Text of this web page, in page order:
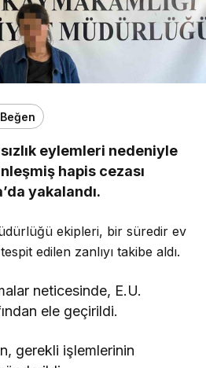
Beğen
eylemleri nedeniyle
hapis cezası
yakalandı.
ekipleri, bir süredir ev
tespit edilen zanlıyı takibe aldı.
neticesinde, E.U.
ele geçirildi.
gerekli işlemlerinin